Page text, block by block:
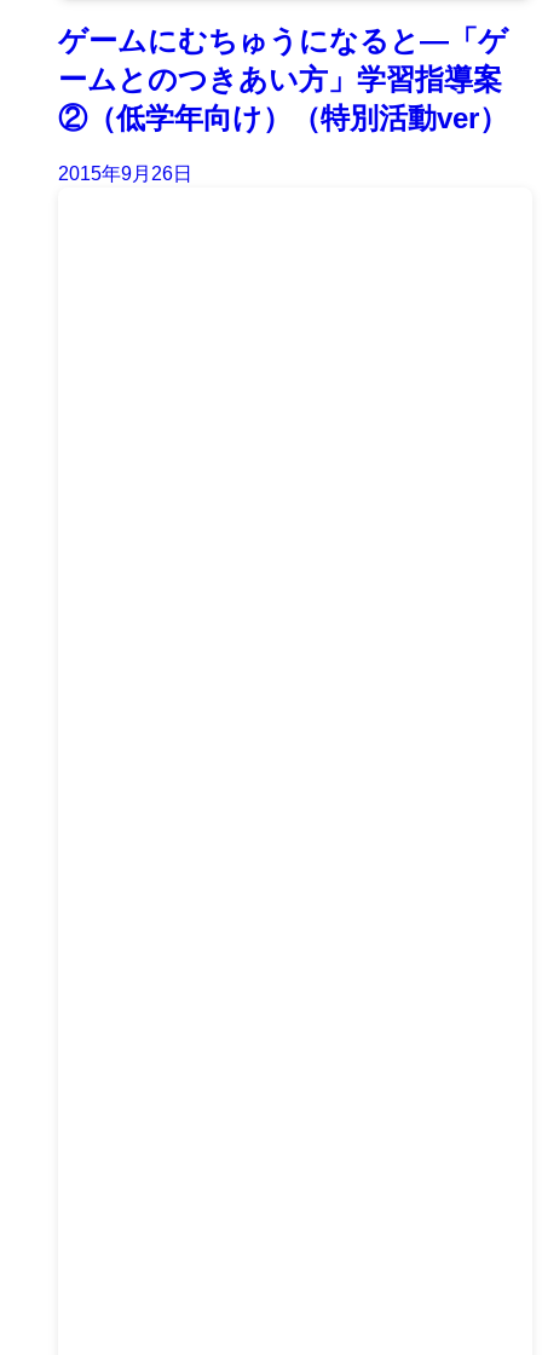
ゲームにむちゅうになると―「ゲ
ームとのつきあい方」学習指導案
②（低学年向け）（特別活動ver）
2015年9月26日